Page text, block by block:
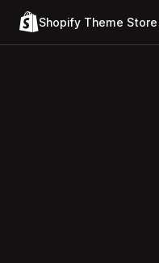
Shopify Theme Store